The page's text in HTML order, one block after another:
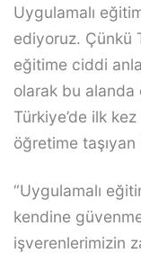
Uygulamalı
ediyoruz. Çünkü
eğitime ciddi
olarak bu alanda
Türkiye’de ilk
öğretime
“Uygulamalı
kendine
işverenlerimizin